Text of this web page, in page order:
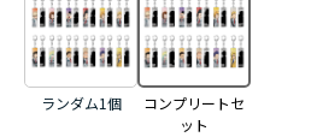
ランダム1個
コンプリートセ
ット